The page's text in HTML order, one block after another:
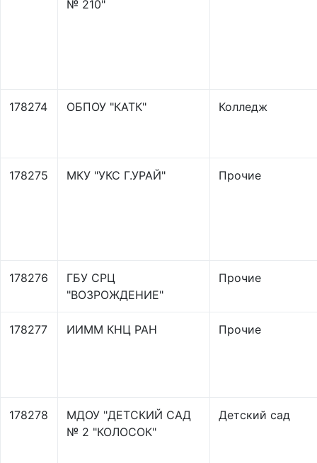
№ 210"
178274 ОБПОУ "КАТК" Колледж
178275 МКУ "УКС Г.УРАЙ" Прочие
178276
ГБУ СРЦ
"ВОЗРОЖДЕНИЕ"
Прочие
178277 ИИММ КНЦ РАН Прочие
178278
МДОУ "ДЕТСКИЙ САД
№ 2 "КОЛОСОК"
Детский сад